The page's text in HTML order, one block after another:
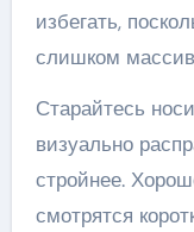
избегать,
слишком
Старайтесь
визуально
стройнее.
смотрятся